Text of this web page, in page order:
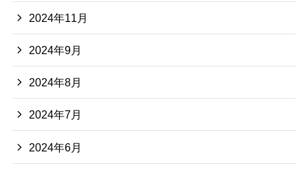
2024年11月
2024年9月
2024年8月
2024年7月
2024年6月